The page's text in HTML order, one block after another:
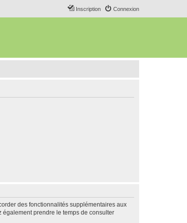
Connexion
Inscription
des fonctionnalités supplémentaires aux
également prendre le temps de consulter